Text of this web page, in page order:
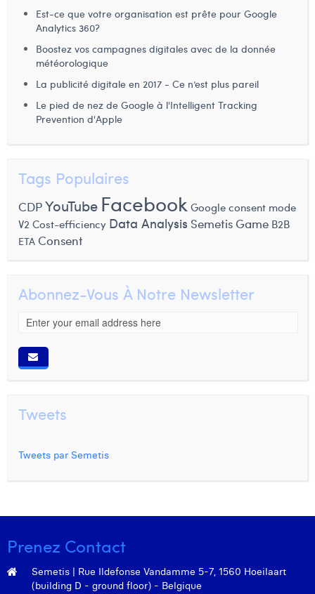
Est-ce que votre organisation est prête pour Google
Analytics 360?
Boostez vos campagnes digitales avec de la donnée
météorologique
La publicité digitale en 2017 - Ce n’est plus pareil
Le pied de nez de Google à l'Intelligent Tracking
Prevention d'Apple
Tags Populaires
CDPYouTube Facebook Google consent mode
V2 Cost-efficiency Data Analysis Semetis Game B2B
ETA Consent
Abonnez-Vous À Notre Newsletter
Tweets
Tweets par Semetis
Prenez Contact
Semetis | Rue Ildefonse Vandamme 5-7, 1560 Hoeilaart
(building D - ground floor) - Belgique